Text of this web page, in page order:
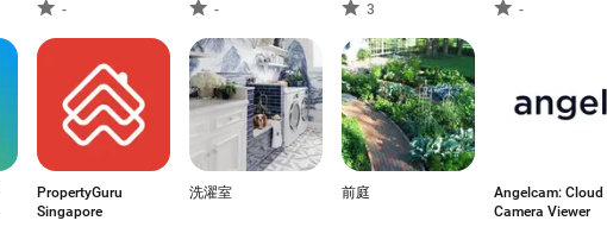
-
-
3
-
PropertyGuru
Singapore
洗濯室 前庭
Angelcam: Cloud
Camera Viewer